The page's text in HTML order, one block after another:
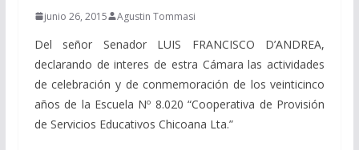
junio 26, 2015 Agustin Tommasi
Del señor Senador LUIS FRANCISCO D’ANDREA,
declarando de interes de estra Cámara las actividades
de celebración y de conmemoración de los veinticinco
años de la Escuela Nº 8.020 “Cooperativa de Provisión
de Servicios Educativos Chicoana Lta.”